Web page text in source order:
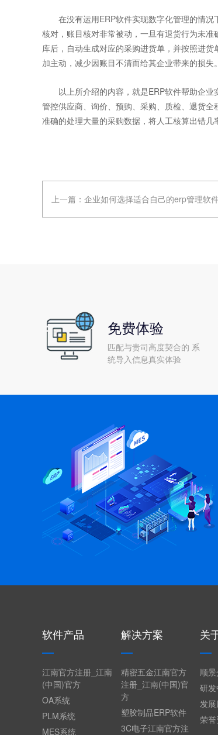
在没有运用ERP软件实现数字化管理的情
核对，账目核对非常被动，一旦有退货行为未
库后，自动生成对应的采购进货单，并按照进
加主动，减少因账目不清而给其企业带来的损失。
以上所介绍的内容，就是ERP软件帮助企业
管控供应商、询价、预购、采购、质检、退货
准确的处理大量的采购数据，将人工核算出错几
上一篇： 企业如何选择适合自己的erp管理软
免费体验
匹配与贵司高度契合的 系
统导入信息真实体验
软件产品
江南官方注册_江南
(中国)官方
OA系统
PLM系统
MES系统
解决方案
精密五金江南官方
注册_江南(中国)官
方
塑胶制品ERP软件
3C电子江南官方注
关
顺
研
发
荣